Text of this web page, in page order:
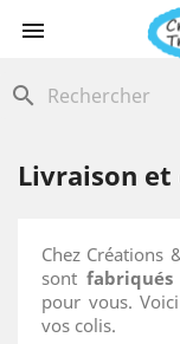

search
Livraison et
Chez Créations
sont
pour vous.
vos colis.